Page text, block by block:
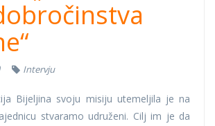
Intervju
Bijeljina svoju misiju utemeljila je na
stvaramo udruženi. Cilj im je da